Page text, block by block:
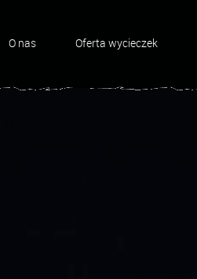
O nas Oferta wycieczek